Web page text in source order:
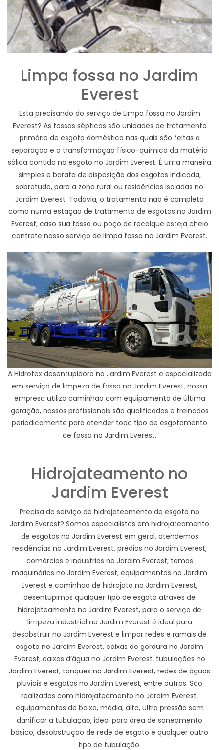
Limpa fossa no Jardim
Everest
Esta precisando do serviço de Limpa fossa no Jardim
Everest? As fossas sépticas são unidades de tratamento
primário de esgoto doméstico nas quais são feitas a
separação e a transformação físico-química da matéria
sólida contida no esgoto no Jardim Everest. É uma maneira
simples e barata de disposição dos esgotos indicada,
sobretudo, para a zona rural ou residências isoladas no
Jardim Everest. Todavia, o tratamento não é completo
como numa estação de tratamento de esgotos no Jardim
Everest, caso sua fossa ou poço de recalque esteja cheio
contrate nosso serviço de limpa fossa no Jardim Everest.
A Hidrotex desentupidora no Jardim Everest e especializada
em serviço de limpeza de fossa no Jardim Everest, nossa
empresa utiliza caminhão com equipamento de última
geração, nossos profissionais são qualificados e treinados
periodicamente para atender todo tipo de esgotamento
de fossa no Jardim Everest.
Hidrojateamento no
Jardim Everest
Precisa do serviço de hidrojateamento de esgoto no
Jardim Everest? Somos especialistas em hidrojateamento
de esgotos no Jardim Everest em geral, atendemos
residências no Jardim Everest, prédios no Jardim Everest,
comércios e industrias no Jardim Everest, temos
maquinários no Jardim Everest, equipamentos no Jardim
Everest e caminhão de hidrojato no Jardim Everest,
desentupimos qualquer tipo de esgoto através de
hidrojateamento no Jardim Everest, para o serviço de
limpeza industrial no Jardim Everest é ideal para
desobstruir no Jardim Everest e limpar redes e ramais de
esgoto no Jardim Everest, caixas de gordura no Jardim
Everest, caixas d’água no Jardim Everest, tubulações no
Jardim Everest, tanques no Jardim Everest, redes de águas
pluviais e esgotos no Jardim Everest, entre outros. São
realizados com hidrojateamento no Jardim Everest,
equipamentos de baixa, média, alta, ultra pressão sem
danificar a tubulação, ideal para área de saneamento
básico, desobstrução de rede de esgoto e qualquer outro
tipo de tubulação.